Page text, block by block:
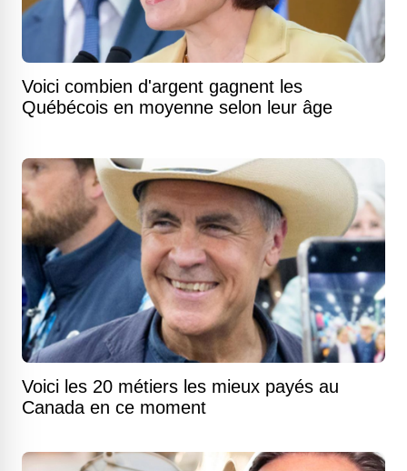
Voici combien d'argent gagnent les
Québécois en moyenne selon leur âge
Voici les 20 métiers les mieux payés au
Canada en ce moment